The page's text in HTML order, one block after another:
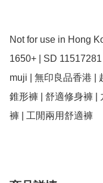
Not for use in Hong
1650+ | SD
muji | 無印良品香港 |
錐形褲 | 舒適修身褲 |
褲 | 工閒兩用舒適褲